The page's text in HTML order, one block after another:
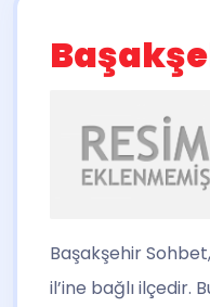
Başakşehir Sohbet
il’ine bağlı ilçedir.